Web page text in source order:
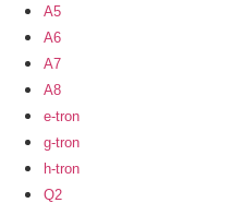
A5
A6
A7
A8
e-tron
g-tron
h-tron
Q2